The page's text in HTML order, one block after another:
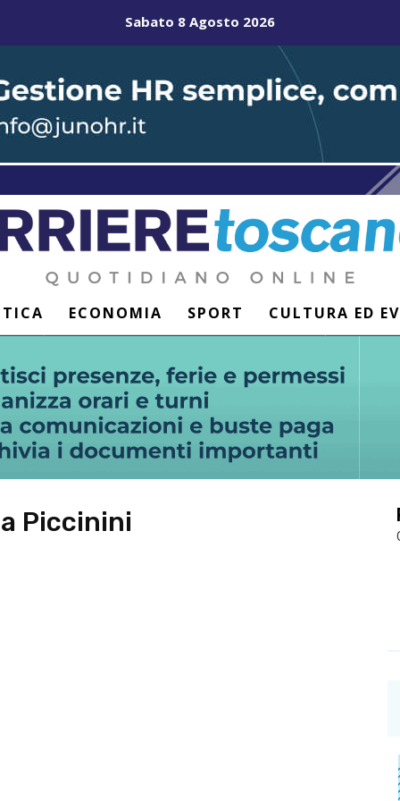
Sabato 8 Agosto 2026
ECONOMIA SPORT CULTURA ED
Piccinini